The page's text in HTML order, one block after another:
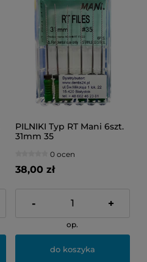
PILNIKI Typ RT Mani 6szt.
31mm 35
0 ocen
38,00 zł
- +
op.
do koszyka